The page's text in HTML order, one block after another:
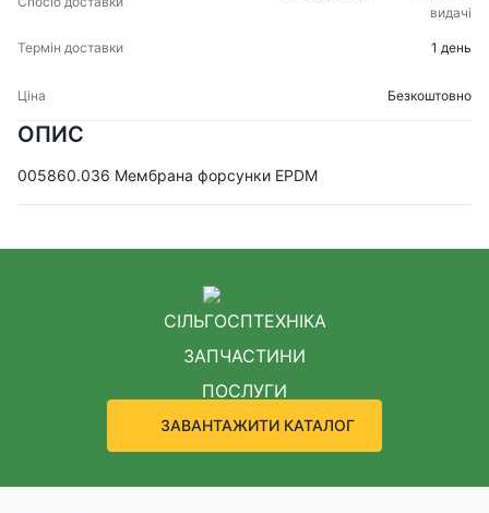
ОПИС
005860.036 Мембрана форсунки EPDM
видачі
1 день
Безкоштовно
СІЛЬГОСПТЕХНІКА
ЗАПЧАСТИНИ
ПОСЛУГИ
ЗАВАНТАЖИТИ КАТАЛОГ